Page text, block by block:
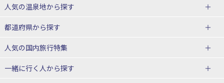
東北
青森県
宮城県
山形県
北海道ホテル・旅館
青森県ホテル・旅館
宮城県ホテル・旅館
人気の温泉地から探す
北海道
湯の川温泉(北海道)
十勝川温泉(北海道)
都道府県から探す
北海道旅行・ツアー
人気の国内旅行特集
東京ディズニーリゾート®への旅
ユニバーサル・スタジオ・ジャパ
一緒に行く人から探す